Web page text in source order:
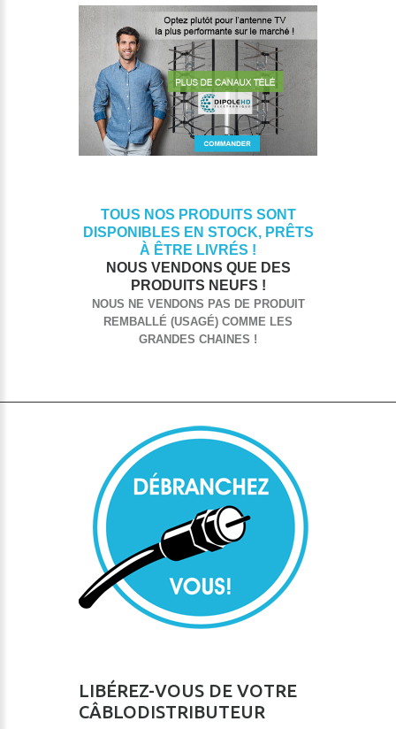
TOUS NOS PRODUITS SONT
DISPONIBLES EN STOCK, PRÊTS
À ÊTRE LIVRÉS !
NOUS VENDONS QUE DES
PRODUITS NEUFS !
NOUS NE VENDONS PAS DE PRODUIT
REMBALLÉ (USAGÉ) COMME LES
GRANDES CHAINES !
LIBÉREZ-VOUS DE VOTRE
CÂBLODISTRIBUTEUR